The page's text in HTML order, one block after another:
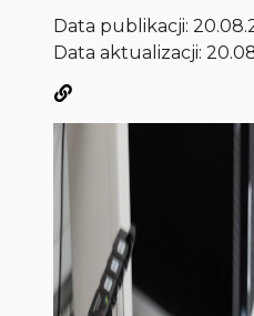
Data publikacji:
Data aktualizacji: